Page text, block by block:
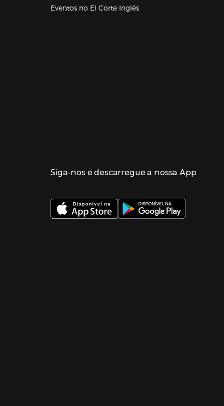
Eventos no El Corte Inglés
ventana)
ventana)
Siga-nos e descarregue a nossa App